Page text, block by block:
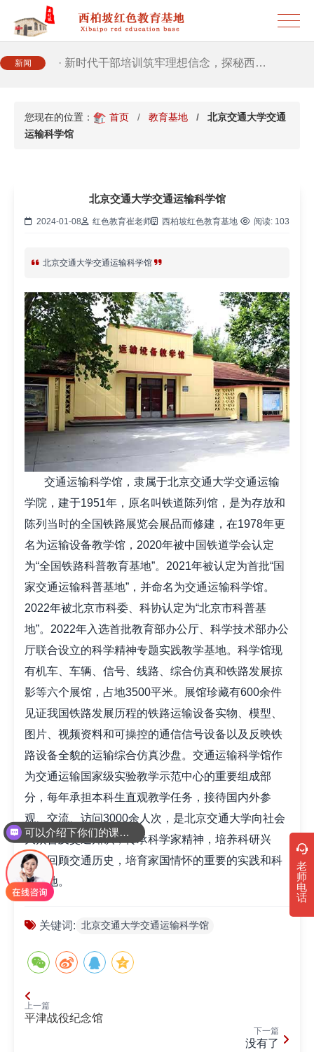
新闻
· 筑牢新时代干部信仰根基 西柏坡3招给…
· 新时代干部培训筑牢理想信念，探秘西…
您现在的位置： 首页 教育基地
北京交通大学交通
运输科学馆
北京交通大学交通运输科学馆
2024-01-08 红色教育崔老师 西柏坡红色教育基地 阅读: 103
北京交通大学交通运输科学馆
交通运输科学馆，隶属于北京交通大学交通运输
学院，建于1951年，原名叫铁道陈列馆，是为存放和
陈列当时的全国铁路展览会展品而修建，在1978年更
名为运输设备教学馆，2020年被中国铁道学会认定
为“全国铁路科普教育基地”。2021年被认定为首批“国
家交通运输科普基地”，并命名为交通运输科学馆。
2022年被北京市科委、科协认定为“北京市科普基
地”。2022年入选首批教育部办公厅、科学技术部办公
厅联合设立的科学精神专题实践教学基地。科学馆现
有机车、车辆、信号、线路、综合仿真和铁路发展掠
影等六个展馆，占地3500平米。展馆珍藏有600余件
见证我国铁路发展历程的铁路运输设备实物、模型、
图片、视频资料和可操控的通信信号设备以及反映铁
路设备全貌的运输综合仿真沙盘。交通运输科学馆作
为交通运输国家级实验教学示范中心的重要组成部
分，每年承担本科生直观教学任务，接待国内外参
观、交流、访问3000余人次，是北京交通大学向社会
大众普及交通知识，传承科学家精神，培养科研兴
趣，回顾交通历史，培育家国情怀的重要的实践和科
普基地。
关键词: 北京交通大学交通运输科学馆
上一篇
平津战役纪念馆
下一篇
没有了
老
师
电
话
可以介绍下你们的课程吗？